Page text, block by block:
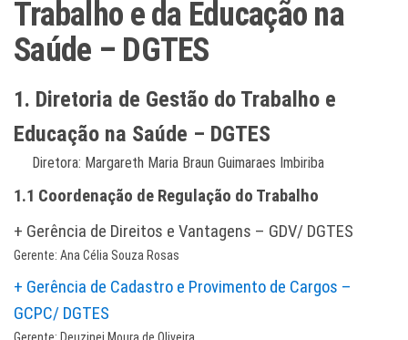
Trabalho e da Educação na
Saúde – DGTES
1. Diretoria de Gestão do Trabalho e
Educação na Saúde – DGTES
Diretora: Margareth Maria Braun Guimaraes Imbiriba
1.1 Coordenação de Regulação do Trabalho
+ Gerência de Direitos e Vantagens – GDV/ DGTES
Gerente: Ana Célia Souza Rosas
+ Gerência de Cadastro e Provimento de Cargos –
GCPC/ DGTES